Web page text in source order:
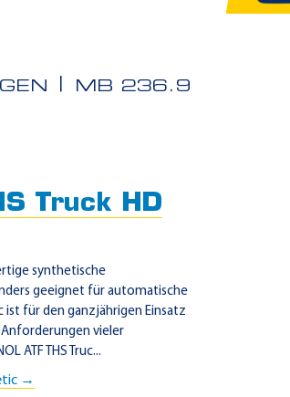
MB 236.9
Truck HD
synthetische
geeignet für automatische
ist für den ganzjährigen Einsatz
vieler
ATF THS Truc...
→